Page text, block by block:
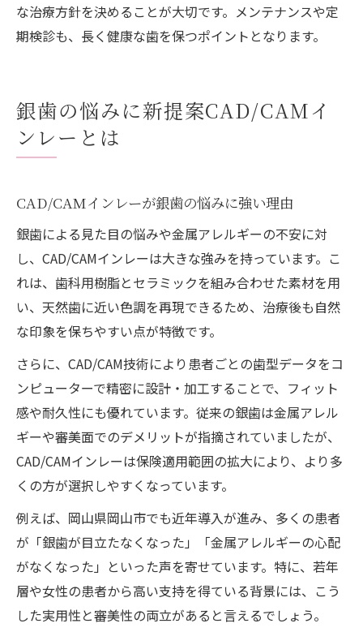
な治療方針を決めることが大切です。メンテナンスや定
期検診も、長く健康な歯を保つポイントとなります。
銀歯の悩みに新提案CAD/CAMイ
ンレーとは
CAD/CAMインレーが銀歯の悩みに強い理由
銀歯による見た目の悩みや金属アレルギーの不安に対
し、CAD/CAMインレーは大きな強みを持っています。こ
れは、歯科用樹脂とセラミックを組み合わせた素材を用
い、天然歯に近い色調を再現できるため、治療後も自然
な印象を保ちやすい点が特徴です。
さらに、CAD/CAM技術により患者ごとの歯型データをコ
ンピューターで精密に設計・加工することで、フィット
感や耐久性にも優れています。従来の銀歯は金属アレル
ギーや審美面でのデメリットが指摘されていましたが、
CAD/CAMインレーは保険適用範囲の拡大により、より多
くの方が選択しやすくなっています。
例えば、岡山県岡山市でも近年導入が進み、多くの患者
が「銀歯が目立たなくなった」「金属アレルギーの心配
がなくなった」といった声を寄せています。特に、若年
層や女性の患者から高い支持を得ている背景には、こう
した実用性と審美性の両立があると言えるでしょう。